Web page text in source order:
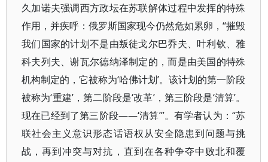
久加诺夫强调西方政坛在苏联解体过程中发挥的特殊
作用，并疾呼：俄罗斯国家现今仍然危如累卵，“摧毁
我们国家的计划不是由叛徒戈尔巴乔夫、叶利钦、雅
科夫列夫、谢瓦尔德纳泽制定的，而是由美国的特殊
机构制定的，它被称为‘哈佛计划’。该计划的第一阶段
被称为‘重建’，第二阶段是‘改革’，第三阶段是‘清算’。
现在已经到了第三阶段——‘清算’”。有学者认为：“苏
联社会主义意识形态话语权从安全隐患到问题与挑
战，再到冲突与对抗，直到在各种争夺中败北和覆